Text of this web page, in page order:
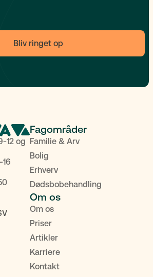
Bliv ringet op
12 og
Fagområder
Familie & Arv
Bolig
Erhverv
Dødsbobehandling
Om os
Om os
Priser
Artikler
Karriere
Kontakt